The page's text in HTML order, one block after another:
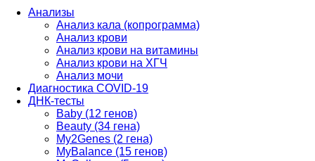
Анализы
Анализ кала (копрограмма)
Анализ крови
Анализ крови на витамины
Анализ крови на ХГЧ
Анализ мочи
Диагностика COVID-19
ДНК-тесты
Baby (12 генов)
Beauty (34 гена)
My2Genes (2 гена)
MyBalance (15 генов)